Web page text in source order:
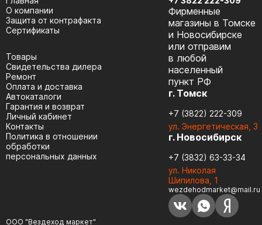
ООО "Вездеход маркет"
О компании
Защита от контрафакта
Сертификаты
Товары
Cвидетельства дилера
Ремонт
Оплата и доставка
Автокаталоги
Гарантия и возврат
Личный кабинет
Контакты
Политика в отношении
обработки
персональных данных
Фирменные
магазины в Томске
и Новосибирске
или отправим
в любой
населенный
пункт РФ
г. Томск
+7 (3822) 222-309
ул. Энергетическая, 3
г. Новосибирск
+7 (3832) 63-33-34
ул. Николая
Шипилова, 1
wezdehodmarket@mail.ru